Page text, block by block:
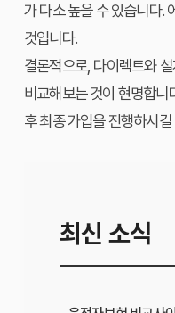
가 다소 높을 수 있습니다.
것입니다.
결론적으로, 다이렉트와
비교해보는 것이 현명합니
후 최종 가입을 진행하시
최신 소식